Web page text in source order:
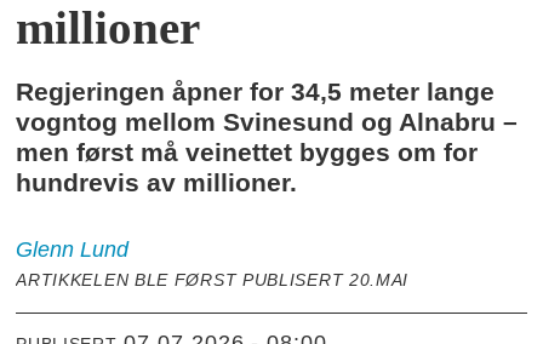
millioner
Regjeringen åpner for 34,5 meter lange
vogntog mellom Svinesund og Alnabru –
men først må veinettet bygges om for
hundrevis av millioner.
Glenn Lund
ARTIKKELEN BLE FØRST PUBLISERT 20.MAI